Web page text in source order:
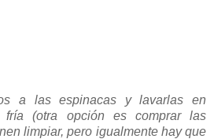
a las espinacas y lavarlas en
fría (otra opción es comprar las
limpiar, pero igualmente hay que